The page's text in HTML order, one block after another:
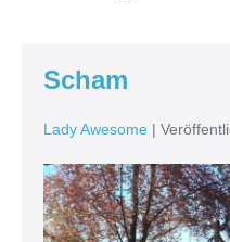
Scham
Lady Awesome |
Scham